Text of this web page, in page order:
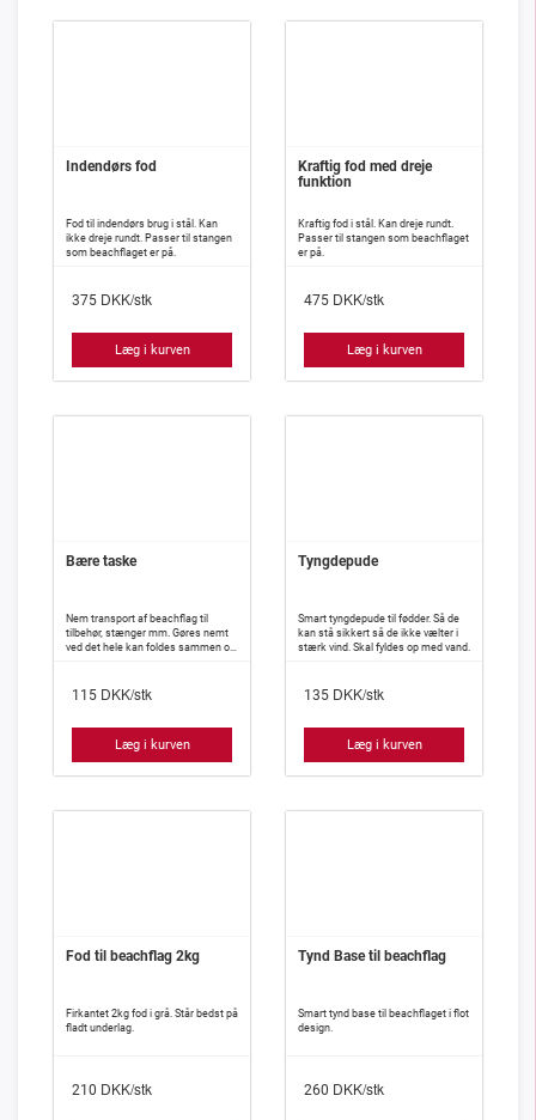
Indendørs fod
Fod til indendørs brug i stål. Kan
ikke dreje rundt. Passer til stangen
som beachflaget er på.
375 DKK/stk
Læg i kurven
Kraftig fod med dreje
funktion
Kraftig fod i stål. Kan dreje rundt.
Passer til stangen som beachflaget
er på.
475 DKK/stk
Læg i kurven
Bære taske
Nem transport af beachflag til
tilbehør, stænger mm. Gøres nemt
ved det hele kan foldes sammen og
115 DKK/stk
Læg i kurven
Tyngdepude
Smart tyngdepude til fødder. Så de
kan stå sikkert så de ikke vælter i
stærk vind. Skal fyldes op med vand.
135 DKK/stk
Læg i kurven
Fod til beachflag 2kg
Firkantet 2kg fod i grå. Står bedst på
fladt underlag.
210 DKK/stk
Tynd Base til beachflag
Smart tynd base til beachflaget i flot
design.
260 DKK/stk